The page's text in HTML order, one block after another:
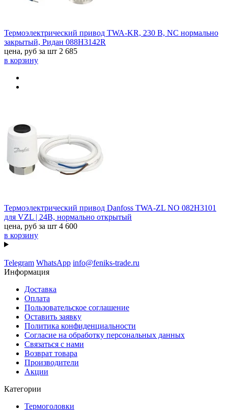
Термоэлектрический привод TWA-KR, 230 В, NC нормально
закрытый, Ридан 088H3142R
цена, руб за шт 2 685
в корзину
Термоэлектрический привод Danfoss TWA-ZL NO 082H3101
для VZL | 24B, нормально открытый
цена, руб за шт 4 600
в корзину
Telegram WhatsApp info@feniks-trade.ru
Информация
Доставка
Оплата
Пользовательское соглашение
Оставить заявку
Политика конфиденциальности
Согласие на обработку персональных данных
Связаться с нами
Возврат товара
Производители
Акции
Категории
Термоголовки